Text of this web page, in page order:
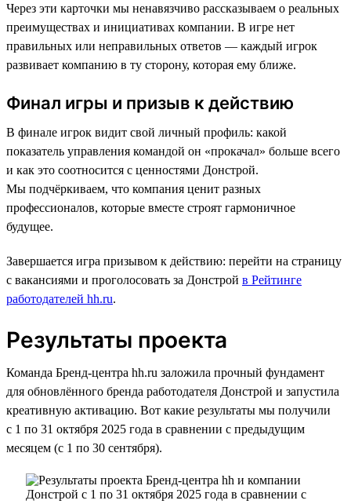
Через эти карточки мы ненавязчиво рассказываем о реальных
преимуществах и инициативах компании. В игре нет
правильных или неправильных ответов — каждый игрок
развивает компанию в ту сторону, которая ему ближе.
Финал игры и призыв к действию
В финале игрок видит свой личный профиль: какой
показатель управления командой он «прокачал» больше всего
и как это соотносится с ценностями Донстрой.
Мы подчёркиваем, что компания ценит разных
профессионалов, которые вместе строят гармоничное
будущее.
Завершается игра призывом к действию: перейти на страницу
с вакансиями и проголосовать за Донстрой в Рейтинге
работодателей hh.ru.
Результаты проекта
Команда Бренд-центра hh.ru заложила прочный фундамент
для обновлённого бренда работодателя Донстрой и запустила
креативную активацию. Вот какие результаты мы получили
с 1 по 31 октября 2025 года в сравнении с предыдущим
месяцем (с 1 по 30 сентября).